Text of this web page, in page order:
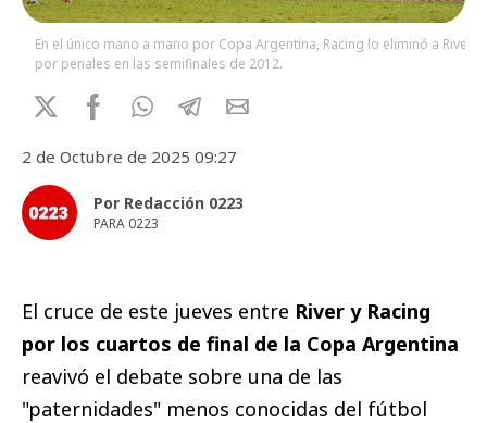
En el único mano a mano por Copa Argentina, Racing lo eliminó a River
por penales en las semifinales de 2012.
2 de Octubre de 2025 09:27
Por Redacción 0223
PARA 0223
El cruce de este jueves entre River y Racing
por los cuartos de final de la Copa Argentina
reavivó el debate sobre una de las
"paternidades" menos conocidas del fútbol